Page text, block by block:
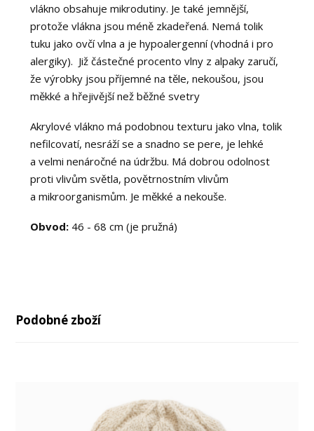
vlákno obsahuje mikrodutiny. Je také jemnější,
protože vlákna jsou méně zkadeřená. Nemá tolik
tuku jako ovčí vlna a je hypoalergenní (vhodná i pro
alergiky). Již částečné procento vlny z alpaky zaručí,
že výrobky jsou příjemné na těle, nekoušou, jsou
měkké a hřejivější než běžné svetry
Akrylové vlákno má podobnou texturu jako vlna, tolik
nefilcovatí, nesráží se a snadno se pere, je lehké
a velmi nenáročné na údržbu. Má dobrou odolnost
proti vlivům světla, povětrnostním vlivům
a mikroorganismům. Je měkké a nekouše.
Obvod:46 - 68 cm (je pružná)
Podobné zboží